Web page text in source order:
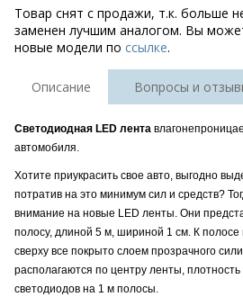
Товар снят с продажи, т.к. больше
заменен лучшим аналогом. Вы
новые модели по ссылке.
Описание Вопросы и
Светодиодная LED лента
автомобиля.
Хотите приукрасить свое авто, выгодно
потратив на это минимум сил и средств?
внимание на новые LED ленты. Они
полосу, длиной 5 м, шириной 1 см. К
сверху все покрыто слоем прозрачного
располагаются по центру ленты,
светодиодов на 1 м полосы.